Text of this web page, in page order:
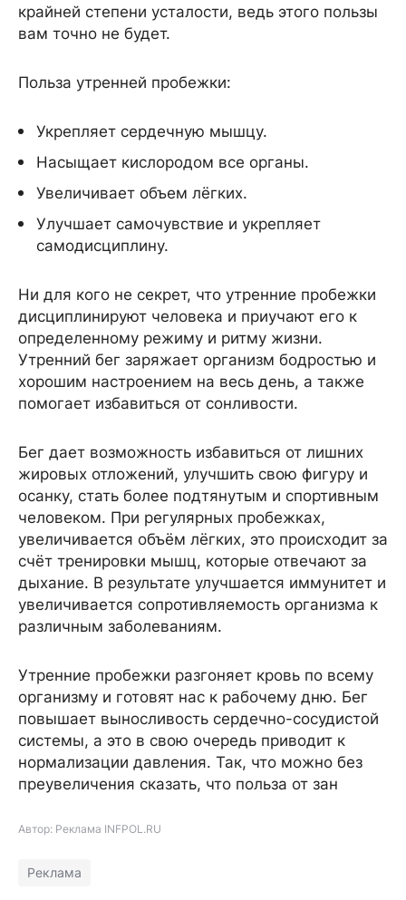
крайней степени усталости, ведь этого пользы
вам точно не будет.
Польза утренней пробежки:
Укрепляет сердечную мышцу.
Насыщает кислородом все органы.
Увеличивает объем лёгких.
Улучшает самочувствие и укрепляет
самодисциплину.
Ни для кого не секрет, что утренние пробежки
дисциплинируют человека и приучают его к
определенному режиму и ритму жизни.
Утренний бег заряжает организм бодростью и
хорошим настроением на весь день, а также
помогает избавиться от сонливости.
Бег дает возможность избавиться от лишних
жировых отложений, улучшить свою фигуру и
осанку, стать более подтянутым и спортивным
человеком. При регулярных пробежках,
увеличивается объём лёгких, это происходит за
счёт тренировки мышц, которые отвечают за
дыхание. В результате улучшается иммунитет и
увеличивается сопротивляемость организма к
различным заболеваниям.
Утренние пробежки разгоняет кровь по всему
организму и готовят нас к рабочему дню. Бег
повышает выносливость сердечно-сосудистой
системы, а это в свою очередь приводит к
нормализации давления. Так, что можно без
преувеличения сказать, что польза от зан
Автор: Реклама INFPOL.RU
Реклама